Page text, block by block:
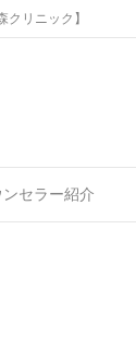
リニック】
セラー紹介